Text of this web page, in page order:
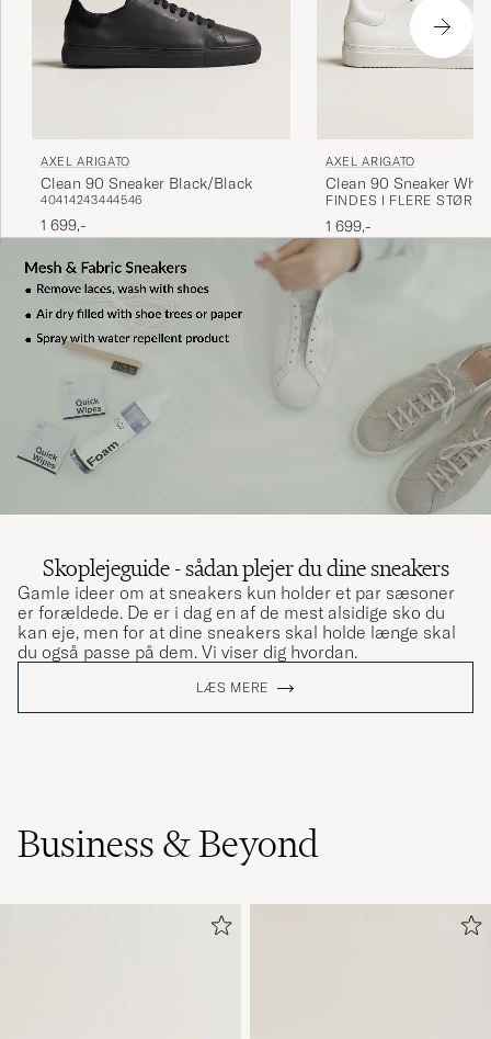
AXEL ARIGATO
Clean 90 Sneaker Black/Black
40414243444546
1 699,-
AXEL ARIGATO
Clean 90 Sneaker
FINDES I FLERE
1 699,-
Skoplejeguide - sådan plejer du dine sneakers
Gamle ideer om at sneakers kun holder et par sæsoner
er forældede. De er i dag en af de mest alsidige sko du
kan eje, men for at dine sneakers skal holde længe skal
du også passe på dem. Vi viser dig hvordan.
LÆS MERE
Business & Beyond